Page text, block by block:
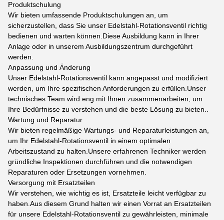
Produktschulung
Wir bieten umfassende Produktschulungen an, um
sicherzustellen, dass Sie unser Edelstahl-Rotationsventil richtig
bedienen und warten können.Diese Ausbildung kann in Ihrer
Anlage oder in unserem Ausbildungszentrum durchgeführt
werden.
Anpassung und Änderung
Unser Edelstahl-Rotationsventil kann angepasst und modifiziert
werden, um Ihre spezifischen Anforderungen zu erfüllen.Unser
technisches Team wird eng mit Ihnen zusammenarbeiten, um
Ihre Bedürfnisse zu verstehen und die beste Lösung zu bieten..
Wartung und Reparatur
Wir bieten regelmäßige Wartungs- und Reparaturleistungen an,
um Ihr Edelstahl-Rotationsventil in einem optimalen
Arbeitszustand zu halten.Unsere erfahrenen Techniker werden
gründliche Inspektionen durchführen und die notwendigen
Reparaturen oder Ersetzungen vornehmen.
Versorgung mit Ersatzteilen
Wir verstehen, wie wichtig es ist, Ersatzteile leicht verfügbar zu
haben.Aus diesem Grund halten wir einen Vorrat an Ersatzteilen
für unsere Edelstahl-Rotationsventil zu gewährleisten, minimale